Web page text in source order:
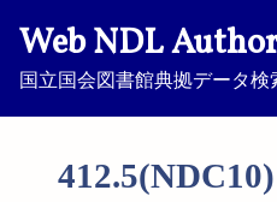
Web NDL
国立国会図書館典拠データ検